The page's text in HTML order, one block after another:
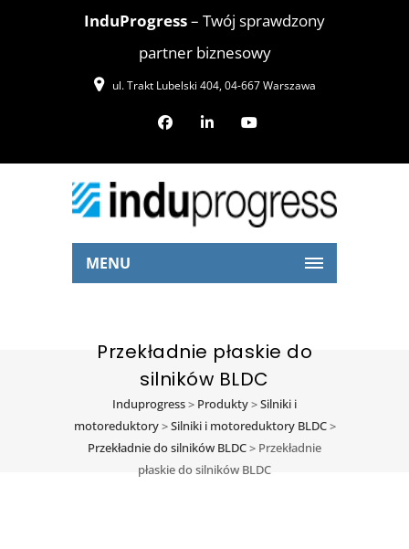
InduProgress– Twój sprawdzony
partner biznesowy
ul. Trakt Lubelski 404, 04-667 Warszawa
MENU
Przekładnie płaskie do
silników BLDC
Induprogress> Produkty>Silniki i
motoreduktory>Silniki i motoreduktory BLDC>
Przekładnie do silników BLDC> Przekładnie
płaskie do silników BLDC